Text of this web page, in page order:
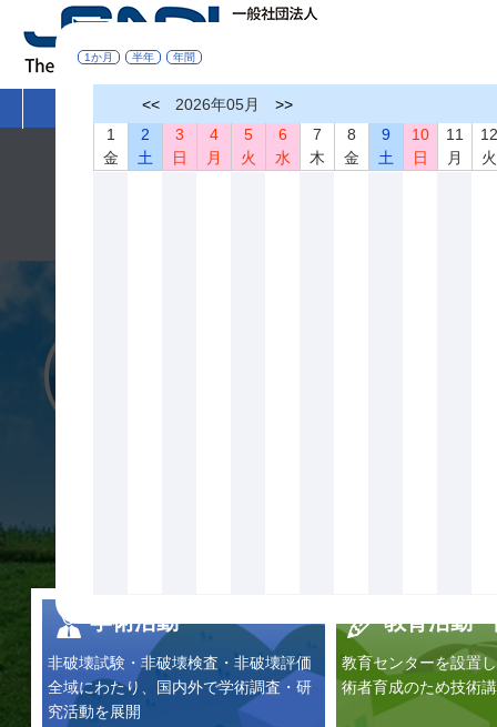
非破壊検査とは
令和８年熊本地震により被災された皆さまへ
学術活動
非破壊試験・非破壊検査・非破壊評価
全域にわたり、国内外で学術調査・研
究活動を展開
教育活動
教育センターを設置
術者育成のため技術
1か月 半年 年間
<< 2026年05月
>>
1
金
2
土
3
日
4
月
5
火
6
水
7
木
8
金
9
土
10
日
11
月
火